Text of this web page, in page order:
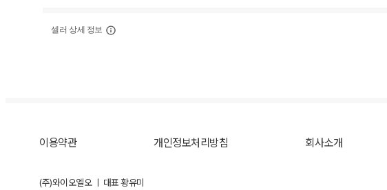
셀러 상세 정보
이용약관 개인정보처리방침 회사소개
(주)와이오엘오 ㅣ 대표 황유미